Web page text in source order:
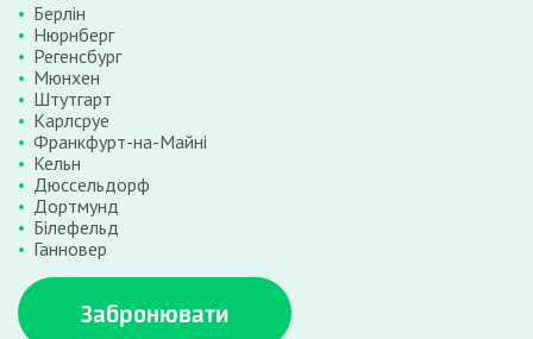
Берлін
Нюрнберг
Регенсбург
Мюнхен
Штутгарт
Карлсруе
Франкфурт-на-Майні
Кельн
Дюссельдорф
Дортмунд
Білефельд
Ганновер
Забронювати